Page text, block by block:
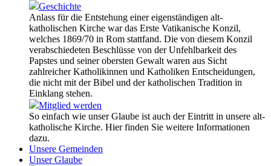
Geschichte
Anlass für die Entstehung einer eigenständigen alt-
katholischen Kirche war das Erste Vatikanische Konzil,
welches 1869/70 in Rom stattfand. Die von diesem Konzil
verabschiedeten Beschlüsse von der Unfehlbarkeit des
Papstes und seiner obersten Gewalt waren aus Sicht
zahlreicher Katholikinnen und Katholiken Entscheidungen,
die nicht mit der Bibel und der katholischen Tradition in
Einklang stehen.
Mitglied werden
So einfach wie unser Glaube ist auch der Eintritt in unsere alt-
katholische Kirche. Hier finden Sie weitere Informationen
dazu.
Unsere Gemeinden
Unser Glaube